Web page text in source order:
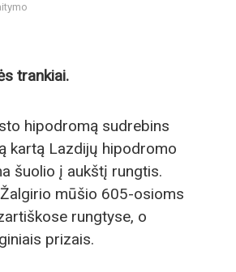
trankiai.
hipodromą sudrebins
kartą Lazdijų hipodromo
šuolio į aukštį rungtis.
mūšio 605-osioms
rungtyse, o
prizais.